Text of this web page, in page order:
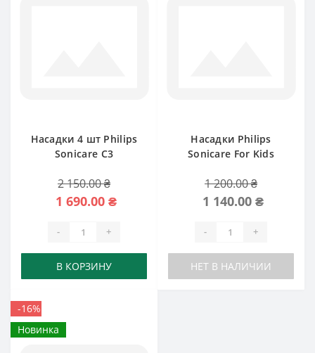
Насадки 4 шт Philips
Sonicare C3
2 150.00 ₴
1 690.00 ₴
- +
В КОРЗИНУ
Насадки Philips
Sonicare For Kids
1 200.00 ₴
1 140.00 ₴
- +
НЕТ В НАЛИЧИИ
-16%
Новинка